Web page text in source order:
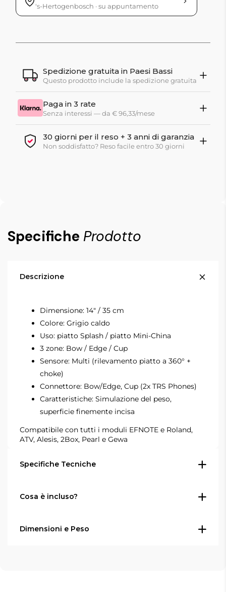
's-Hertogenbosch · su appuntamento
Spedizione gratuita in Paesi Bassi
Questo prodotto include la spedizione gratuita
Paga in 3 rate
Senza interessi — da € 96,33/mese
30 giorni per il reso + 3 anni di garanzia
Non soddisfatto? Reso facile entro 30 giorni
Specifiche Prodotto
Descrizione
Dimensione: 14" / 35 cm
Colore: Grigio caldo
Uso: piatto Splash / piatto Mini-China
3 zone: Bow / Edge / Cup
Sensore: Multi (rilevamento piatto a 360° +
choke)
Connettore: Bow/Edge, Cup (2x TRS Phones)
Caratteristiche: Simulazione del peso,
superficie finemente incisa
Compatibile con tutti i moduli EFNOTE e Roland,
ATV, Alesis, 2Box, Pearl e Gewa
Specifiche Tecniche
Tipo: Pad cymbal elettronico
Dimensione: 14" (35 cm)
Cosa è incluso?
1x EFNOTE EFD-C14 pad cymbal
Dimensioni e Peso